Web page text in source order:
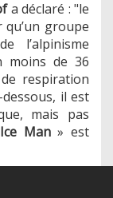
a déclaré : "le
groupe
l’alpinisme
moins de 36
respiration
dessous, il est
mais pas
Ice Man» est